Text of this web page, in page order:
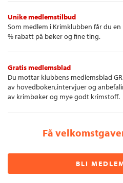
Unike medlemstilbud
Som medlem i Krimklubben får du
% rabatt på bøker og fine ting.
Gratis medlemsblad
Du mottar klubbens medlemsblad
av hovedboken,intervjuer og
av krimbøker og mye godt krimstoff.
Få
BLI